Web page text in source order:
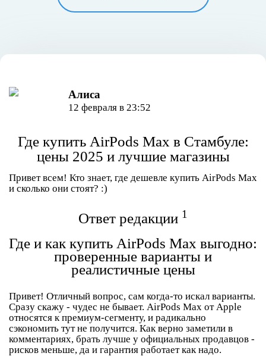
Алиса
12 февраля в 23:52
Где купить AirPods Max в Стамбуле:
цены 2025 и лучшие магазины
Привет всем! Кто знает, где дешевле купить AirPods Max
и сколько они стоят? :)
Ответ редакции 1
Где и как купить AirPods Max выгодно:
проверенные варианты и
реалистичные цены
Привет! Отличный вопрос, сам когда-то искал варианты.
Сразу скажу - чудес не бывает. AirPods Max от Apple
относятся к премиум-сегменту, и радикально
сэкономить тут не получится. Как верно заметили в
комментариях, брать лучше у официальных продавцов -
рисков меньше, да и гарантия работает как надо.